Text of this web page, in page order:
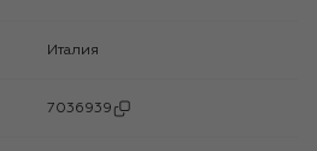
Италия
7036939